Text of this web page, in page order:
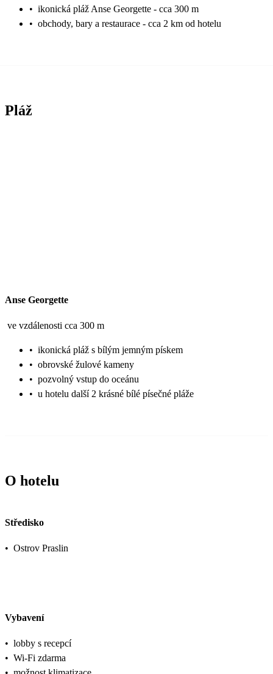
• ikonická pláž Anse Georgette - cca 300 m
• obchody, bary a restaurace - cca 2 km od hotelu
Pláž
Anse Georgette
ve vzdálenosti cca 300 m
• ikonická pláž s bílým jemným pískem
• obrovské žulové kameny
• pozvolný vstup do oceánu
• u hotelu další 2 krásné bílé písečné pláže
O hotelu
Středisko
• Ostrov Praslin
Vybavení
• lobby s recepcí
• Wi-Fi zdarma